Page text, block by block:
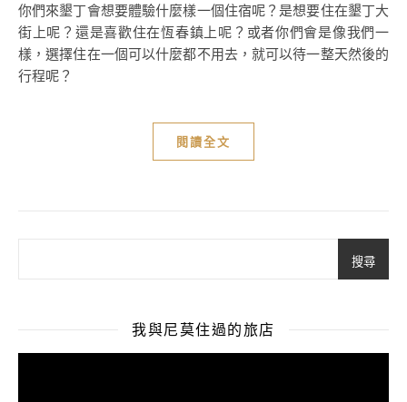
你們來墾丁會想要體驗什麼樣一個住宿呢？是想要住在墾丁大
街上呢？還是喜歡住在恆春鎮上呢？或者你們會是像我們一
樣，選擇住在一個可以什麼都不用去，就可以待一整天然後的
行程呢？
閱讀全文
搜尋
我與尼莫住過的旅店